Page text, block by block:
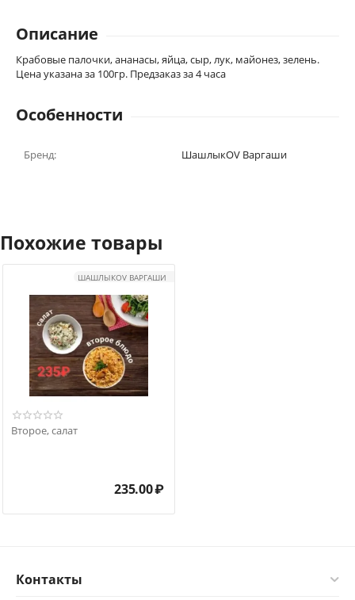
Описание
Крабовые палочки, ананасы, яйца, сыр, лук, майонез, зелень.
Цена указана за 100гр. Предзаказ за 4 часа
Особенности
Бренд: ШашлыкOV Варгаши
Похожие товары
ШАШЛЫКOV ВАРГАШИ
Второе, салат
235.00₽
Контакты